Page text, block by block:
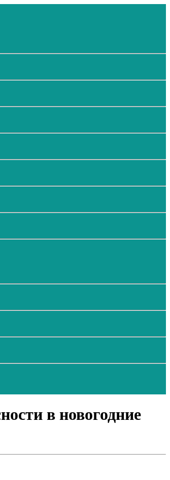
в новогодние